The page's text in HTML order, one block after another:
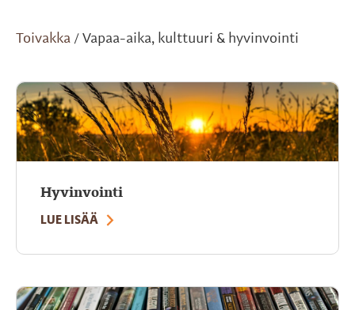
Toivakka / Vapaa-aika, kulttuuri & hyvinvointi
Hyvinvointi
LUE LISÄÄ